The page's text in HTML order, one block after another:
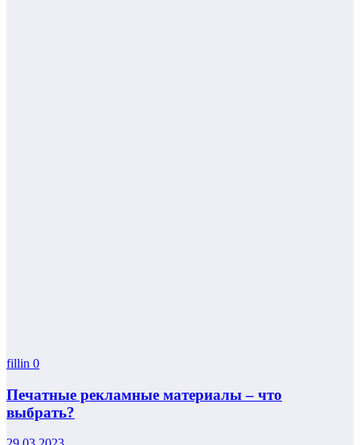
fillin 0
Печатные рекламные материалы – что
выбрать?